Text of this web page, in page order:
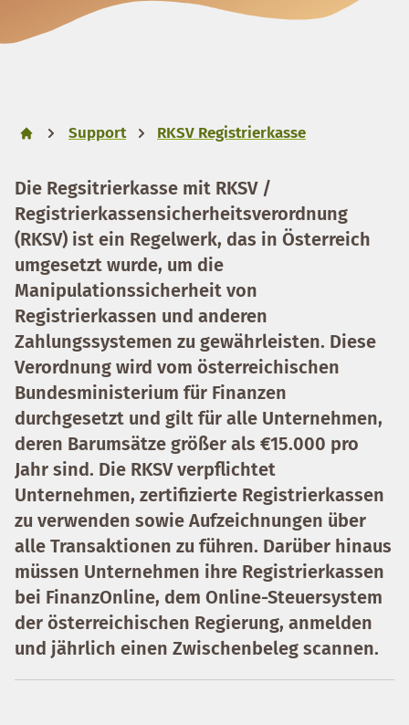
Support RKSV Registrierkasse
Die Regsitrierkasse mit RKSV /
Registrierkassensicherheitsverordnung
(RKSV) ist ein Regelwerk, das in Österreich
umgesetzt wurde, um die
Manipulationssicherheit von
Registrierkassen und anderen
Zahlungssystemen zu gewährleisten. Diese
Verordnung wird vom österreichischen
Bundesministerium für Finanzen
durchgesetzt und gilt für alle Unternehmen,
deren Barumsätze größer als €15.000 pro
Jahr sind. Die RKSV verpflichtet
Unternehmen, zertifizierte Registrierkassen
zu verwenden sowie Aufzeichnungen über
alle Transaktionen zu führen. Darüber hinaus
müssen Unternehmen ihre Registrierkassen
bei FinanzOnline, dem Online-Steuersystem
der österreichischen Regierung, anmelden
und jährlich einen Zwischenbeleg scannen.